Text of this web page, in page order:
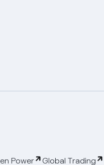
Power Global Trading